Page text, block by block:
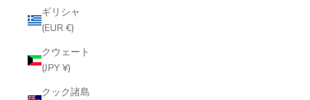
ギリシャ
(EUR €)
クウェート
(JPY ¥)
クック諸島